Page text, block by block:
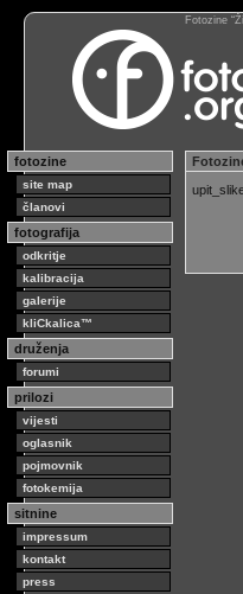
Fotozine
fotozine
site map
članovi
fotografija
odkritje
kalibracija
galerije
kliCkalica™
druženja
forumi
prilozi
vijesti
oglasnik
pojmovnik
fotokemija
sitnine
impressum
kontakt
press